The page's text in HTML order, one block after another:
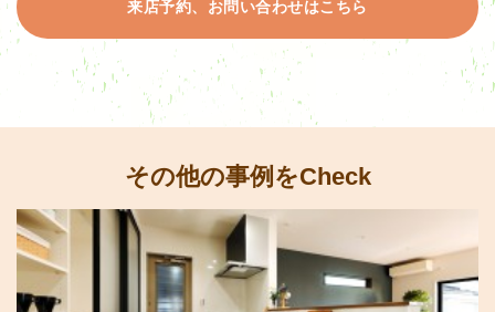
来店予約、お問い合わせはこちら
その他の事例をCheck